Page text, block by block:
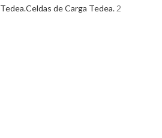
Tedea.Celdas de Carga Tedea.2